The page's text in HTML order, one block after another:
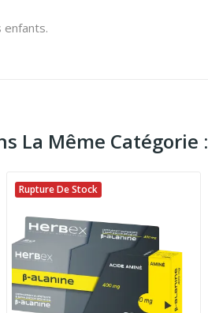
La Même Catégorie :
Rupture De Stock